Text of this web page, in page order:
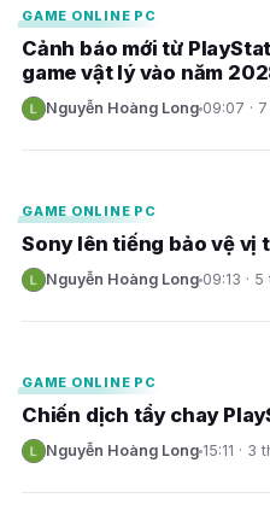
GAME ONLINE PC
Cảnh báo mới từ
game vật lý vào năm
N Nguyễn Hoàng Long 09:07 ·
GAME ONLINE PC
Sony lên tiếng bảo vệ vị
N Nguyễn Hoàng Long 09:13 ·
GAME ONLINE PC
Chiến dịch tẩy chay
N Nguyễn Hoàng Long 15:11 ·